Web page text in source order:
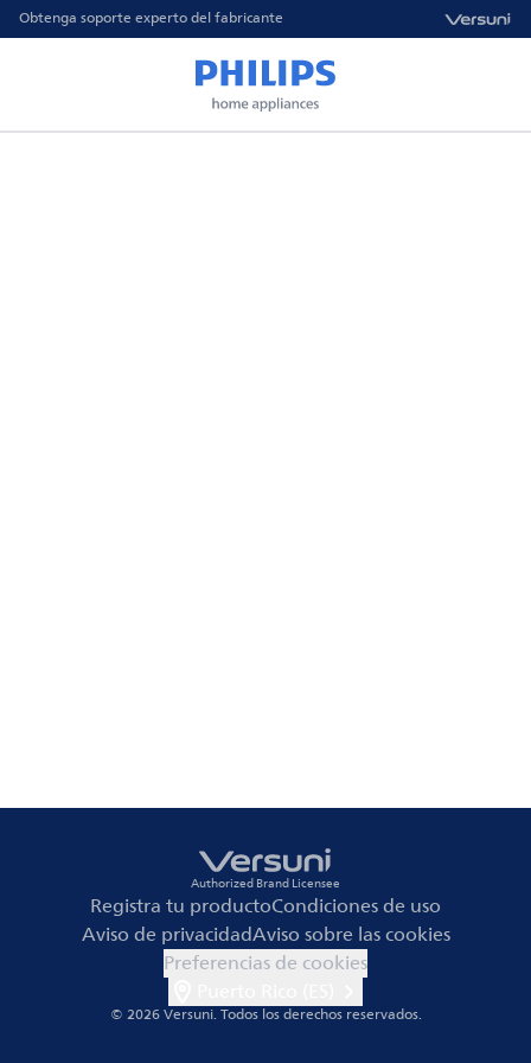
Obtenga soporte experto del fabricante
Authorized Brand Licensee
Registra tu productoCondiciones de uso
Aviso de privacidadAviso sobre las cookies
Preferencias de cookies
© 2026 Versuni.Todos los derechos reservados.